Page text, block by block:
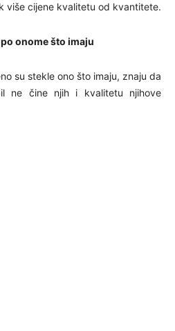
više cijene kvalitetu od kvantitete.
onome što imaju
su stekle ono što imaju, znaju da
ne čine njih i kvalitetu njihove